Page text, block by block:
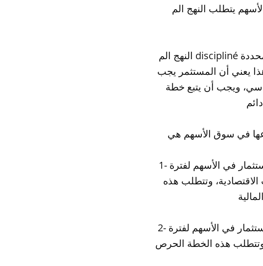
يتطلب النهج الم
النهج الم discipliné هو النهج الذي يتميز بالتركيز على الخطط والاستراتيجيات المحددة
يعني أن المستثمر يجب
ويجب أن يتبع خطة
1- خطة الاستثمار الطويلة الأجل: وهي الخطة التي تستهدف الاستثمار في الأسهم لفترة
وتتطلب هذه
2- خطة الاستثمار القصيرة الأجل: وهي الخطة التي تستهدف الاستثمار في الأسهم لفترة
وتتطلب هذه الخطة الحرص